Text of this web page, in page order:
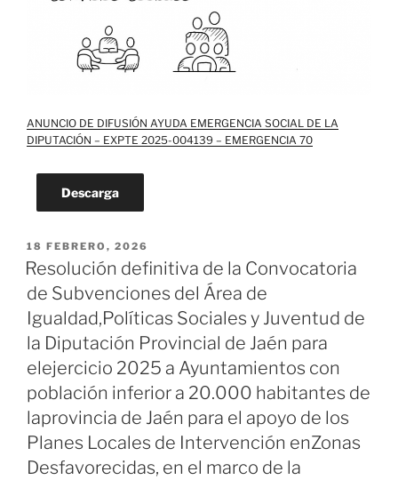
ANUNCIO DE DIFUSIÓN AYUDA EMERGENCIA SOCIAL DE LA
DIPUTACIÓN – EXPTE 2025-004139 – EMERGENCIA 70
Descarga
PUBLICADO
EL
18 FEBRERO, 2026
Resolución definitiva de la Convocatoria
de Subvenciones del Área de
Igualdad,Políticas Sociales y Juventud de
la Diputación Provincial de Jaén para
elejercicio 2025 a Ayuntamientos con
población inferior a 20.000 habitantes de
laprovincia de Jaén para el apoyo de los
Planes Locales de Intervención enZonas
Desfavorecidas, en el marco de la